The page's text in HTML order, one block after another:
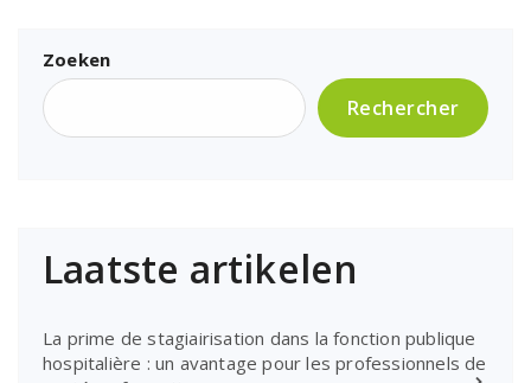
Zoeken
Rechercher
Laatste artikelen
La prime de stagiairisation dans la fonction publique
hospitalière : un avantage pour les professionnels de